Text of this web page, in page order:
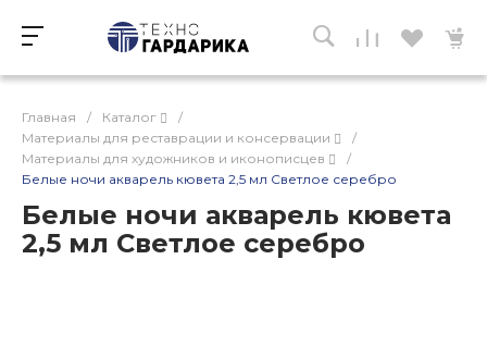
Главная / Каталог
/
Материалы для реставрации и консервации
/
Материалы для художников и иконописцев
/
Белые ночи акварель кювета 2,5 мл Светлое серебро
Белые ночи акварель кювета
2,5 мл Светлое серебро